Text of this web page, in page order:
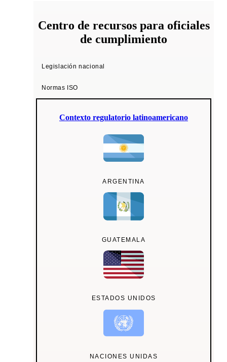
Centro de recursos para oficiales
de cumplimiento
Legislación nacional
Normas ISO
Contexto regulatorio latinoamericano
ARGENTINA
GUATEMALA
ESTADOS UNIDOS
NACIONES UNIDAS